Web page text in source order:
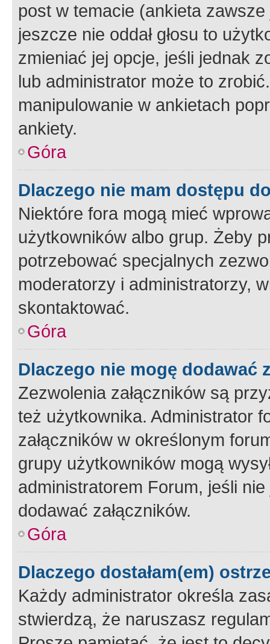
post w temacie (ankieta
jeszcze nie oddał głosu to
zmieniać jej opcje, jeśli jednak
lub administrator może to
manipulowanie w ankietach
ankiety.
Góra
Dlaczego nie mam dostępu
Niektóre fora mogą mieć
użytkowników albo grup. Żeby
potrzebować specjalnych
moderatorzy i administratorzy,
skontaktować.
Góra
Dlaczego nie mogę dodawać
Zezwolenia załączników są
też użytkownika. Administrator
załączników w określonym
grupy użytkowników mogą
administratorem Forum, jeśli
dodawać załączników.
Góra
Dlaczego dostałam(em)
Każdy administrator określa
stwierdzą, że naruszasz